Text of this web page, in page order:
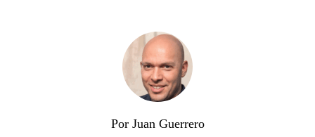
Por Juan Guerrero